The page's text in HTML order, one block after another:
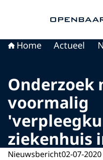
Home Actueel
Onderzoek
voormalig
ziekenhuis
Nieuwsbericht02-07-